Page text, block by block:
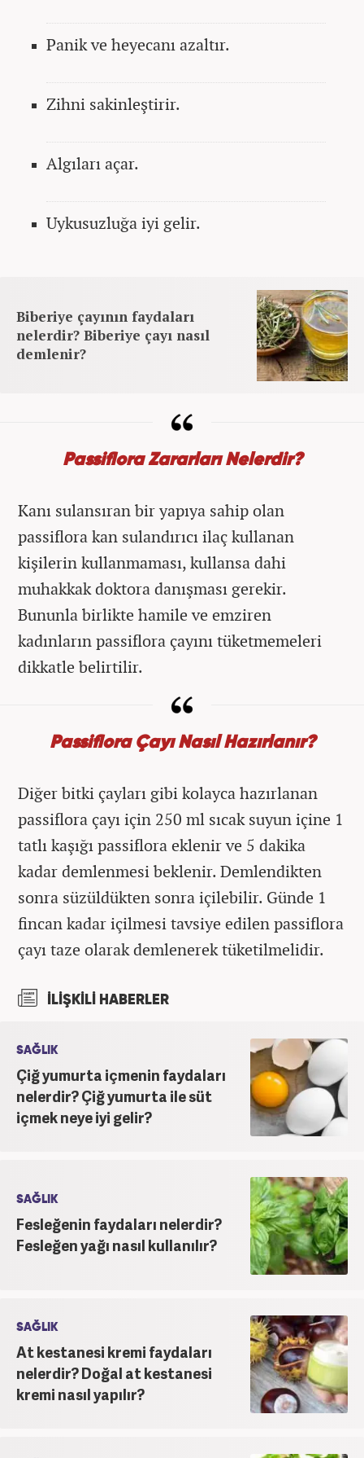
Panik ve heyecanı azaltır.
Zihni sakinleştirir.
Algıları açar.
Uykusuzluğa iyi gelir.
Biberiye çayının faydaları
nelerdir? Biberiye çayı nasıl
demlenir?
Passiflora Zararları Nelerdir?
Kanı sulansıran bir yapıya sahip olan
passiflora kan sulandırıcı ilaç kullanan
kişilerin kullanmaması, kullansa dahi
muhakkak doktora danışması gerekir.
Bununla birlikte hamile ve emziren
kadınların passiflora çayını tüketmemeleri
dikkatle belirtilir.
Passiflora Çayı Nasıl Hazırlanır?
Diğer bitki çayları gibi kolayca hazırlanan
passiflora çayı için 250 ml sıcak suyun içine 1
tatlı kaşığı passiflora eklenir ve 5 dakika
kadar demlenmesi beklenir. Demlendikten
sonra süzüldükten sonra içilebilir. Günde 1
fincan kadar içilmesi tavsiye edilen passiflora
çayı taze olarak demlenerek tüketilmelidir.
İLİŞKİLİ HABERLER
SAĞLIK
Çiğ yumurta içmenin faydaları
nelerdir? Çiğ yumurta ile süt
içmek neye iyi gelir?
SAĞLIK
Fesleğenin faydaları nelerdir?
Fesleğen yağı nasıl kullanılır?
SAĞLIK
At kestanesi kremi faydaları
nelerdir? Doğal at kestanesi
kremi nasıl yapılır?